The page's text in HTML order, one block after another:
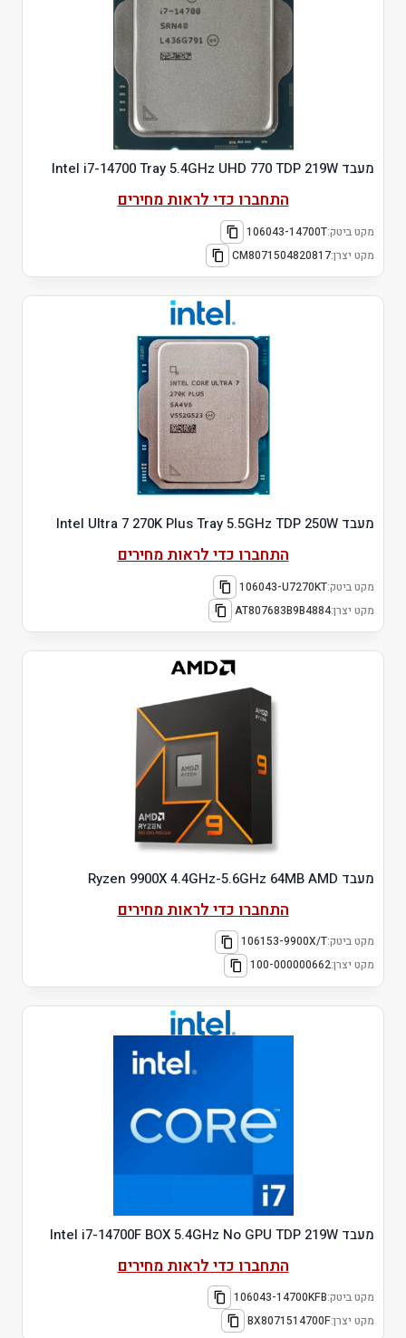
מעבד Intel i7-14700 Tray 5.4GHz UHD 770 TDP 219W
התחברו כדי לראות מחירים
מקט ביטק:106043-14700T
מקט יצרן:CM8071504820817
מעבד Intel Ultra 7 270K Plus Tray 5.5GHz TDP 250W
התחברו כדי לראות מחירים
מקט ביטק:106043-U7270KT
מקט יצרן:AT807683B9B4884
מעבד Ryzen 9900X 4.4GHz-5.6GHz 64MB AMD
התחברו כדי לראות מחירים
מקט ביטק:106153-9900X/T
מקט יצרן:100-000000662
מעבד Intel i7-14700F BOX 5.4GHz No GPU TDP 219W
התחברו כדי לראות מחירים
מקט ביטק:106043-14700KFB
מקט יצרן:BX8071514700F